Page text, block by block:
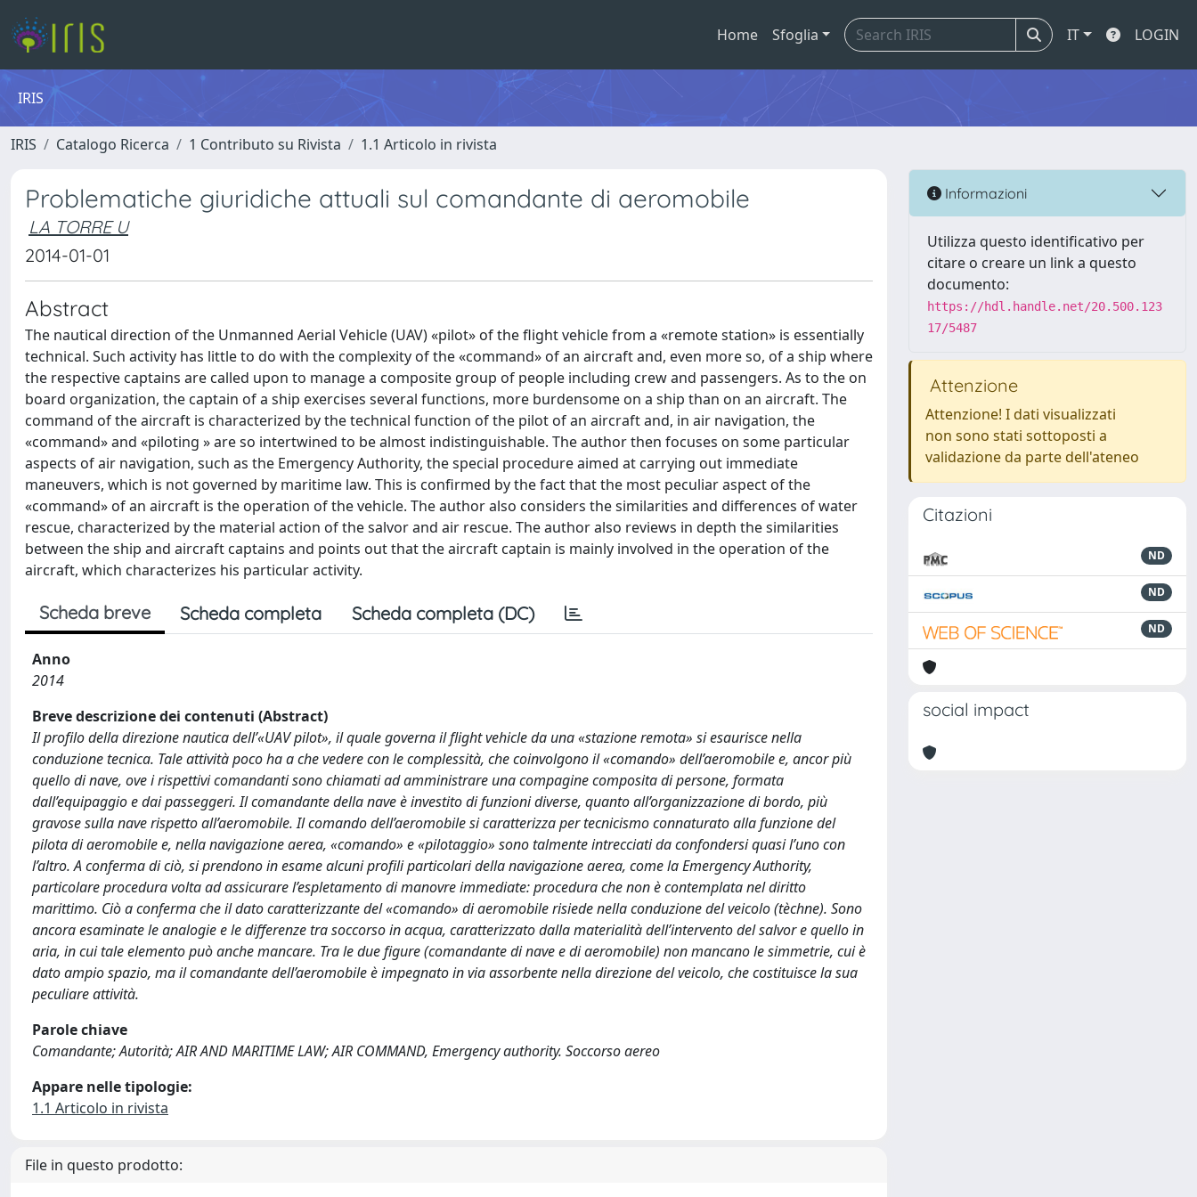
Home Sfoglia IT LOGIN
IRIS
IRIS Catalogo Ricerca 1 Contributo su Rivista 1.1 Articolo in rivista
Problematiche giuridiche attuali sul comandante di aeromobile
LA TORRE U
2014-01-01
Abstract
The nautical direction of the Unmanned Aerial Vehicle (UAV) «pilot» of the flight vehicle from a «remote station» is essentially
technical. Such activity has little to do with the complexity of the «command» of an aircraft and, even more so, of a ship where
the respective captains are called upon to manage a composite group of people including crew and passengers. As to the on
board organization, the captain of a ship exercises several functions, more burdensome on a ship than on an aircraft. The
command of the aircraft is characterized by the technical function of the pilot of an aircraft and, in air navigation, the
«command» and «piloting » are so intertwined to be almost indistinguishable. The author then focuses on some particular
aspects of air navigation, such as the Emergency Authority, the special procedure aimed at carrying out immediate
maneuvers, which is not governed by maritime law. This is confirmed by the fact that the most peculiar aspect of the
«command» of an aircraft is the operation of the vehicle. The author also considers the similarities and differences of water
rescue, characterized by the material action of the salvor and air rescue. The author also reviews in depth the similarities
between the ship and aircraft captains and points out that the aircraft captain is mainly involved in the operation of the
aircraft, which characterizes his particular activity.
Scheda breve Scheda completa Scheda completa (DC)
Anno
2014
Breve descrizione dei contenuti (Abstract)
Il profilo della direzione nautica dell’«UAV pilot», il quale governa il flight vehicle da una «stazione remota» si esaurisce nella
conduzione tecnica. Tale attività poco ha a che vedere con le complessità, che coinvolgono il «comando» dell’aeromobile e, ancor più
quello di nave, ove i rispettivi comandanti sono chiamati ad amministrare una compagine composita di persone, formata
dall’equipaggio e dai passeggeri. Il comandante della nave è investito di funzioni diverse, quanto all’organizzazione di bordo, più
gravose sulla nave rispetto all’aeromobile. Il comando dell’aeromobile si caratterizza per tecnicismo connaturato alla funzione del
pilota di aeromobile e, nella navigazione aerea, «comando» e «pilotaggio» sono talmente intrecciati da confondersi quasi l’uno con
l’altro. A conferma di ciò, si prendono in esame alcuni profili particolari della navigazione aerea, come la Emergency Authority,
particolare procedura volta ad assicurare l’espletamento di manovre immediate: procedura che non è contemplata nel diritto
marittimo. Ciò a conferma che il dato caratterizzante del «comando» di aeromobile risiede nella conduzione del veicolo (tèchne). Sono
ancora esaminate le analogie e le differenze tra soccorso in acqua, caratterizzato dalla materialità dell’intervento del salvor e quello in
aria, in cui tale elemento può anche mancare. Tra le due figure (comandante di nave e di aeromobile) non mancano le simmetrie, cui è
dato ampio spazio, ma il comandante dell’aeromobile è impegnato in via assorbente nella direzione del veicolo, che costituisce la sua
peculiare attività.
Parole chiave
Comandante; Autorità; AIR AND MARITIME LAW; AIR COMMAND, Emergency authority. Soccorso aereo
Appare nelle tipologie:
1.1 Articolo in rivista
File in questo prodotto:
Informazioni
Utilizza questo identificativo per
citare o creare un link a questo
documento:
https://hdl.handle.net/20.500.123
17/5487
Attenzione
Attenzione! I dati visualizzati
non sono stati sottoposti a
validazione da parte dell'ateneo
Citazioni
ND
ND
ND
social impact